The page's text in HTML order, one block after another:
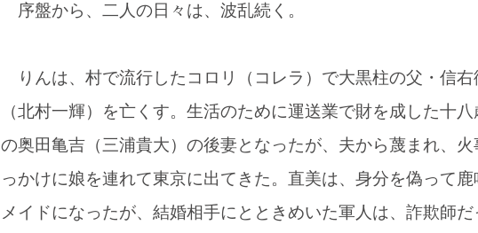
序盤から、二人の日々は、波乱続く。
りんは、村で流行したコロリ（コレラ）で大黒柱の父・信右
（北村一輝）を亡くす。生活のために運送業で財を成した十八
の奥田亀吉（三浦貴大）の後妻となったが、夫から蔑まれ、火
っかけに娘を連れて東京に出てきた。直美は、身分を偽って鹿
メイドになったが、結婚相手にとときめいた軍人は、詐欺師だ